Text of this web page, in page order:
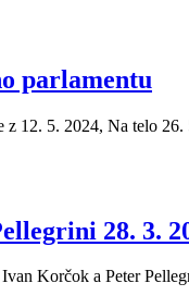
parlamentu
5. 2024, Na telo
28. 3.
Korčok a Peter